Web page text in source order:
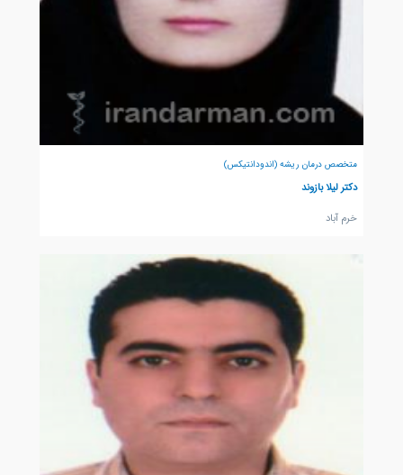
متخصص درمان ریشه (اندودانتیکس)
دکتر لیلا بازوند
خرم آباد